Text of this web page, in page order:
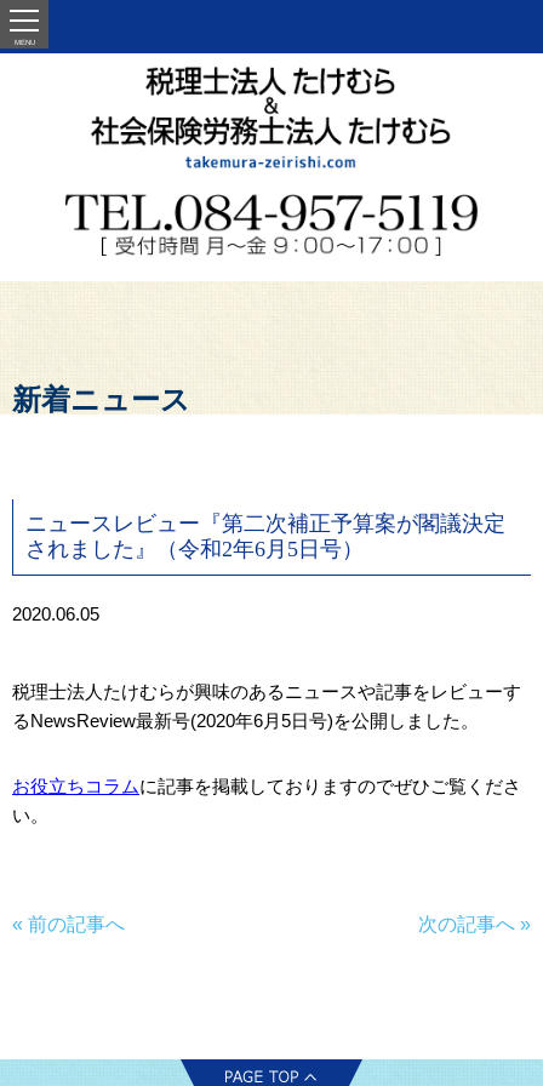
MENU
新着ニュース
ニュースレビュー『第二次補正予算案が閣議決定
されました』（令和2年6月5日号）
2020.06.05
税理士法人たけむらが興味のあるニュースや記事をレビューす
るNewsReview最新号(2020年6月5日号)を公開しました。
お役立ちコラムに記事を掲載しておりますのでぜひご覧くださ
い。
« 前の記事へ 次の記事へ »